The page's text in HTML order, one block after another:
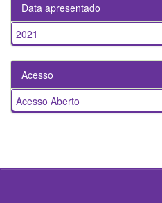
Data apresentado
2021
Acesso
Acesso Aberto